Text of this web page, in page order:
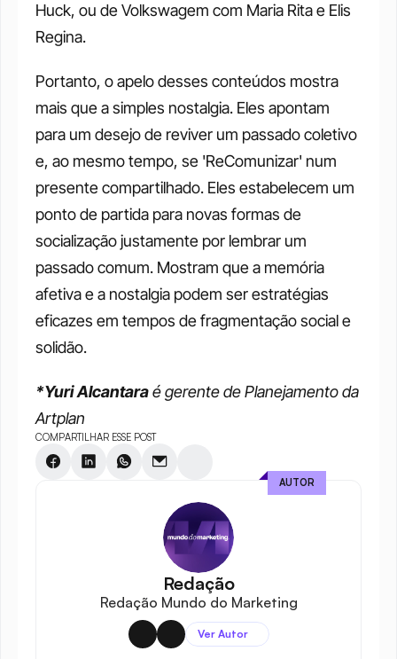
Huck, ou de Volkswagem com Maria Rita e Elis
Regina.
Portanto, o apelo desses conteúdos mostra
mais que a simples nostalgia. Eles apontam
para um desejo de reviver um passado coletivo
e, ao mesmo tempo, se 'ReComunizar' num
presente compartilhado. Eles estabelecem um
ponto de partida para novas formas de
socialização justamente por lembrar um
passado comum. Mostram que a memória
afetiva e a nostalgia podem ser estratégias
eficazes em tempos de fragmentação social e
solidão.
*Yuri Alcantara é gerente de Planejamento da
Artplan
COMPARTILHAR ESSE POST
Redação
Redação Mundo do Marketing
Ver Autor
AUTOR